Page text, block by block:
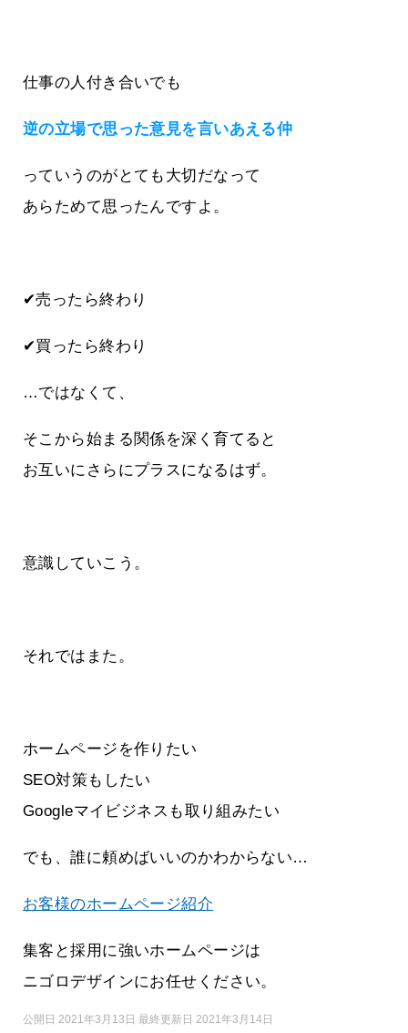
仕事の人付き合いでも
逆の立場で思った意見を言いあえる仲
っていうのがとても大切だなって
あらためて思ったんですよ。
✔売ったら終わり
✔買ったら終わり
…ではなくて、
そこから始まる関係を深く育てると
お互いにさらにプラスになるはず。
意識していこう。
それではまた。
ホームページを作りたい
SEO対策もしたい
Googleマイビジネスも取り組みたい
でも、誰に頼めばいいのかわからない…
お客様のホームページ紹介
集客と採用に強いホームページは
ニゴロデザインにお任せください。
公開日 2021年3月13日 最終更新日 2021年3月14日